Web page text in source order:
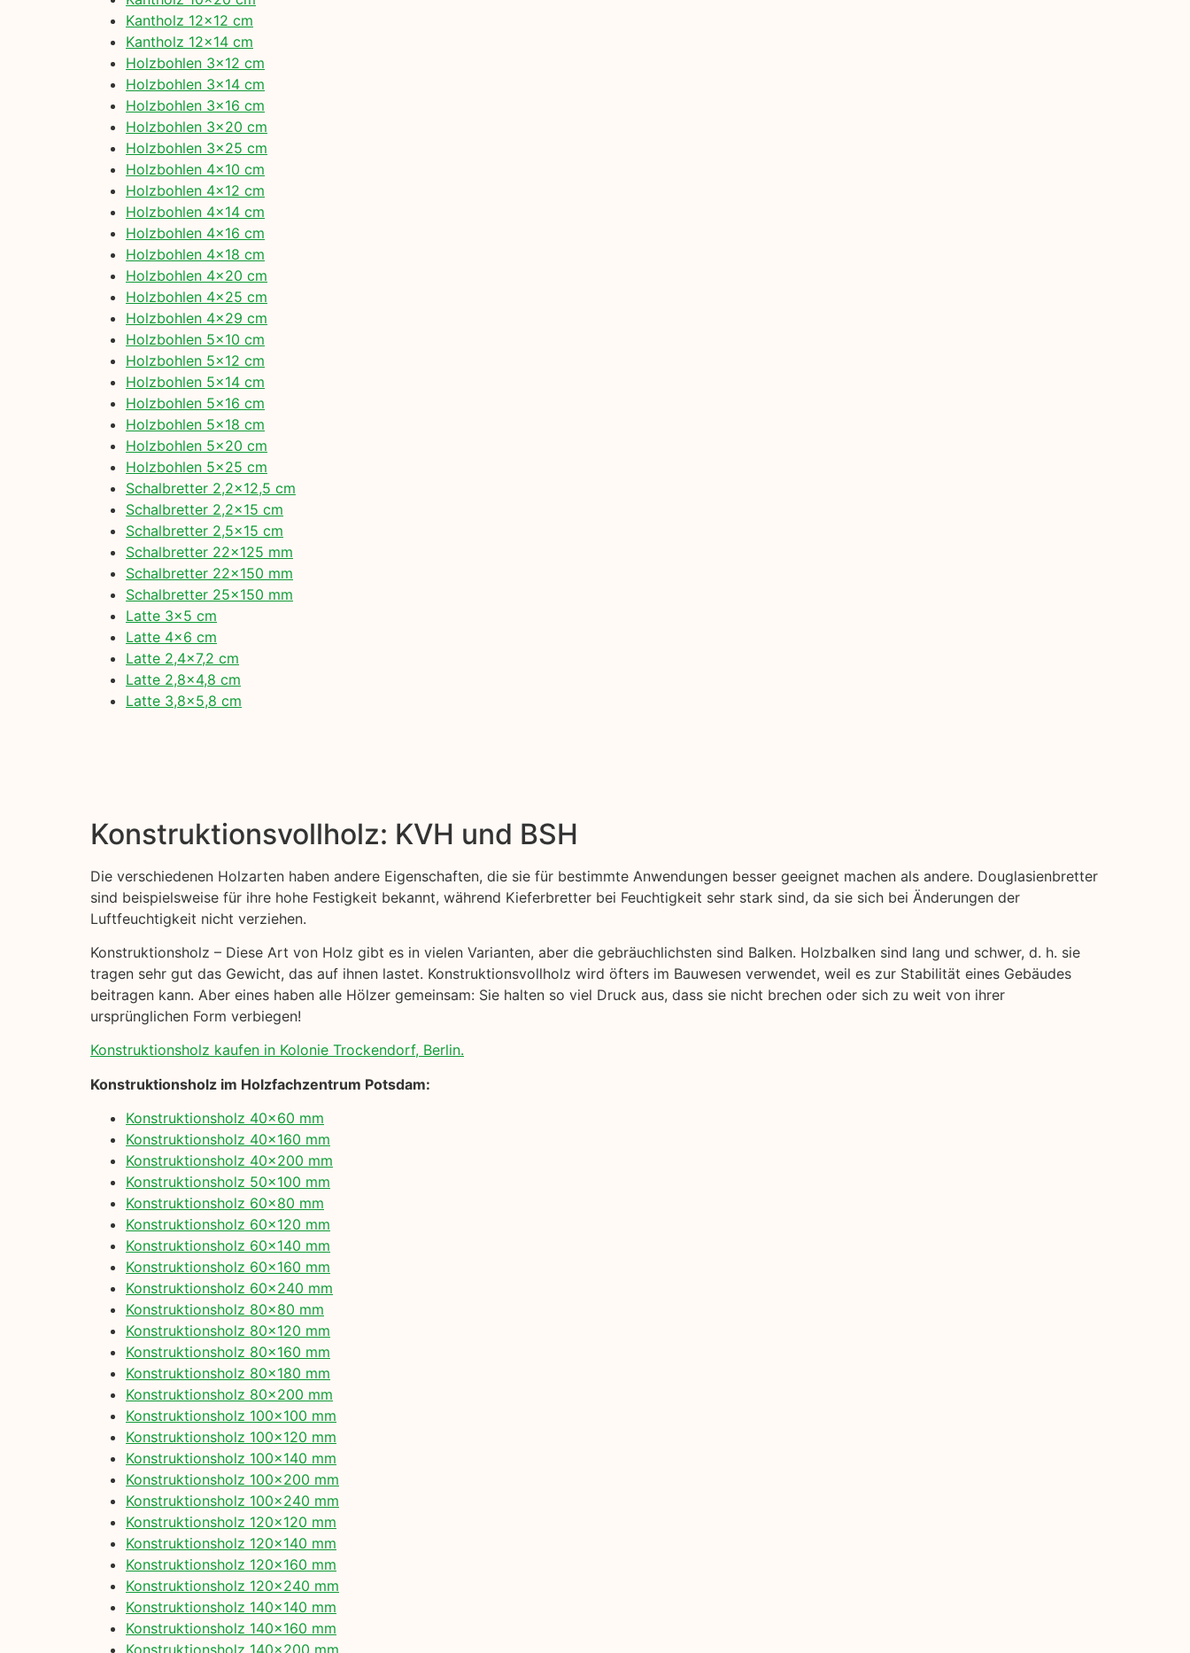
Kantholz 12×12 cm
Kantholz 12×14 cm
Holzbohlen 3×12 cm
Holzbohlen 3×14 cm
Holzbohlen 3×16 cm
Holzbohlen 3×20 cm
Holzbohlen 3×25 cm
Holzbohlen 4×10 cm
Holzbohlen 4×12 cm
Holzbohlen 4×14 cm
Holzbohlen 4×16 cm
Holzbohlen 4×18 cm
Holzbohlen 4×20 cm
Holzbohlen 4×25 cm
Holzbohlen 4×29 cm
Holzbohlen 5×10 cm
Holzbohlen 5×12 cm
Holzbohlen 5×14 cm
Holzbohlen 5×16 cm
Holzbohlen 5×18 cm
Holzbohlen 5×20 cm
Holzbohlen 5×25 cm
Schalbretter 2,2×12,5 cm
Schalbretter 2,2×15 cm
Schalbretter 2,5×15 cm
Schalbretter 22×125 mm
Schalbretter 22×150 mm
Schalbretter 25×150 mm
Latte 3×5 cm
Latte 4×6 cm
Latte 2,4×7,2 cm
Latte 2,8×4,8 cm
Latte 3,8×5,8 cm
Konstruktionsvollholz: KVH und BSH
Die verschiedenen Holzarten haben andere Eigenschaften, die sie für bestimmte Anwendungen besser geeignet machen als andere. Douglasienbretter
sind beispielsweise für ihre hohe Festigkeit bekannt, während Kieferbretter bei Feuchtigkeit sehr stark sind, da sie sich bei Änderungen der
Luftfeuchtigkeit nicht verziehen.
Konstruktionsholz – Diese Art von Holz gibt es in vielen Varianten, aber die gebräuchlichsten sind Balken. Holzbalken sind lang und schwer, d. h. sie
tragen sehr gut das Gewicht, das auf ihnen lastet. Konstruktionsvollholz wird öfters im Bauwesen verwendet, weil es zur Stabilität eines Gebäudes
beitragen kann. Aber eines haben alle Hölzer gemeinsam: Sie halten so viel Druck aus, dass sie nicht brechen oder sich zu weit von ihrer
ursprünglichen Form verbiegen!
Konstruktionsholz kaufen in Kolonie Trockendorf, Berlin.
Konstruktionsholz im Holzfachzentrum Potsdam:
Konstruktionsholz 40×60 mm
Konstruktionsholz 40×160 mm
Konstruktionsholz 40×200 mm
Konstruktionsholz 50×100 mm
Konstruktionsholz 60×80 mm
Konstruktionsholz 60×120 mm
Konstruktionsholz 60×140 mm
Konstruktionsholz 60×160 mm
Konstruktionsholz 60×240 mm
Konstruktionsholz 80×80 mm
Konstruktionsholz 80×120 mm
Konstruktionsholz 80×160 mm
Konstruktionsholz 80×180 mm
Konstruktionsholz 80×200 mm
Konstruktionsholz 100×100 mm
Konstruktionsholz 100×120 mm
Konstruktionsholz 100×140 mm
Konstruktionsholz 100×200 mm
Konstruktionsholz 100×240 mm
Konstruktionsholz 120×120 mm
Konstruktionsholz 120×140 mm
Konstruktionsholz 120×160 mm
Konstruktionsholz 120×240 mm
Konstruktionsholz 140×140 mm
Konstruktionsholz 140×160 mm